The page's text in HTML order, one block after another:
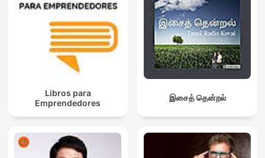
Libros para
Emprendedores
இசைத் தென்றல்